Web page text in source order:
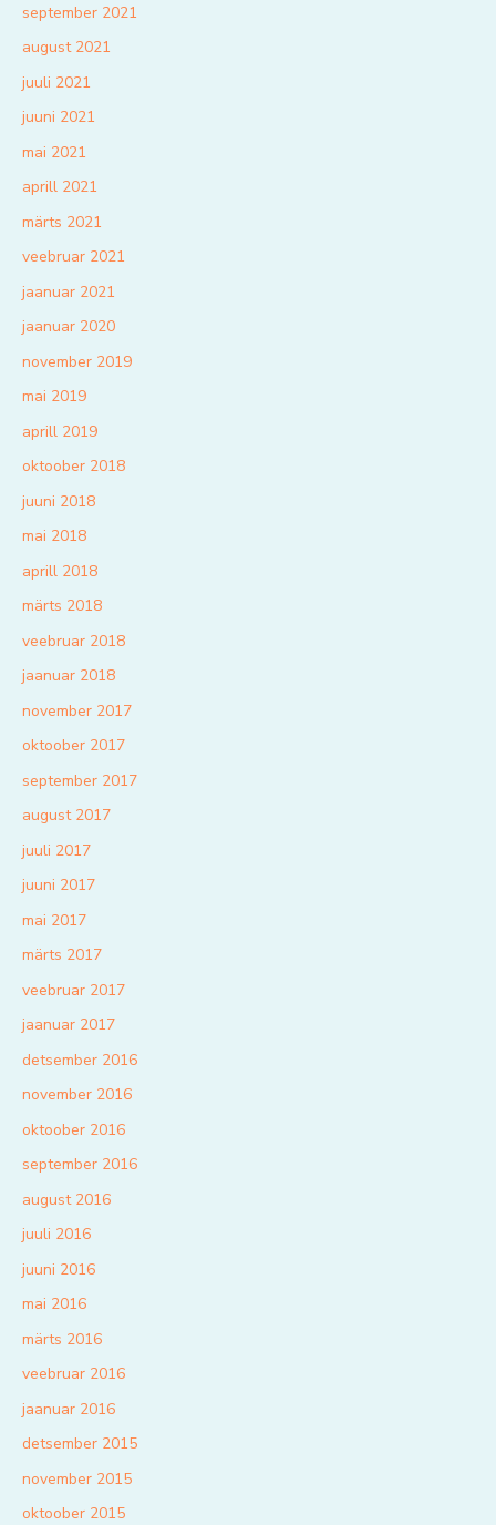
september 2021
august 2021
juuli 2021
juuni 2021
mai 2021
aprill 2021
märts 2021
veebruar 2021
jaanuar 2021
jaanuar 2020
november 2019
mai 2019
aprill 2019
oktoober 2018
juuni 2018
mai 2018
aprill 2018
märts 2018
veebruar 2018
jaanuar 2018
november 2017
oktoober 2017
september 2017
august 2017
juuli 2017
juuni 2017
mai 2017
märts 2017
veebruar 2017
jaanuar 2017
detsember 2016
november 2016
oktoober 2016
september 2016
august 2016
juuli 2016
juuni 2016
mai 2016
märts 2016
veebruar 2016
jaanuar 2016
detsember 2015
november 2015
oktoober 2015